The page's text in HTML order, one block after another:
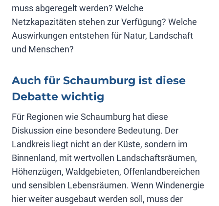
muss abgeregelt werden? Welche
Netzkapazitäten stehen zur Verfügung? Welche
Auswirkungen entstehen für Natur, Landschaft
und Menschen?
Auch für Schaumburg ist diese
Debatte wichtig
Für Regionen wie Schaumburg hat diese
Diskussion eine besondere Bedeutung. Der
Landkreis liegt nicht an der Küste, sondern im
Binnenland, mit wertvollen Landschaftsräumen,
Höhenzügen, Waldgebieten, Offenlandbereichen
und sensiblen Lebensräumen. Wenn Windenergie
hier weiter ausgebaut werden soll, muss der